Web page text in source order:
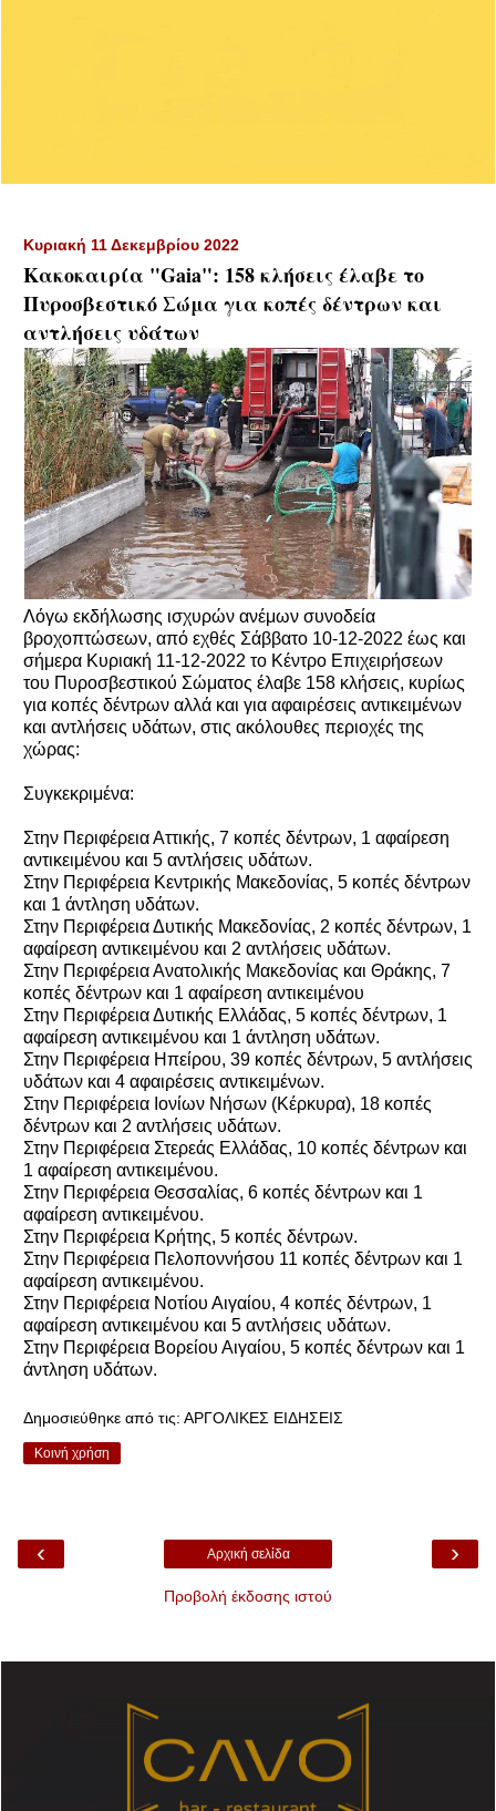
Κυριακή 11 Δεκεμβρίου 2022
Κακοκαιρία "Gaia": 158 κλήσεις έλαβε το
Πυροσβεστικό Σώμα για κοπές δέντρων και
αντλήσεις υδάτων
Λόγω εκδήλωσης ισχυρών ανέμων συνοδεία
βροχοπτώσεων, από εχθές Σάββατο 10-12-2022 έως και
σήμερα Κυριακή 11-12-2022 το Κέντρο Επιχειρήσεων
του Πυροσβεστικού Σώματος έλαβε 158 κλήσεις, κυρίως
για κοπές δέντρων αλλά και για αφαιρέσεις αντικειμένων
και αντλήσεις υδάτων, στις ακόλουθες περιοχές της
χώρας:
Συγκεκριμένα:
Στην Περιφέρεια Αττικής, 7 κοπές δέντρων, 1 αφαίρεση
αντικειμένου και 5 αντλήσεις υδάτων.
Στην Περιφέρεια Κεντρικής Μακεδονίας, 5 κοπές δέντρων
και 1 άντληση υδάτων.
Στην Περιφέρεια Δυτικής Μακεδονίας, 2 κοπές δέντρων, 1
αφαίρεση αντικειμένου και 2 αντλήσεις υδάτων.
Στην Περιφέρεια Ανατολικής Μακεδονίας και Θράκης, 7
κοπές δέντρων και 1 αφαίρεση αντικειμένου
Στην Περιφέρεια Δυτικής Ελλάδας, 5 κοπές δέντρων, 1
αφαίρεση αντικειμένου και 1 άντληση υδάτων.
Στην Περιφέρεια Ηπείρου, 39 κοπές δέντρων, 5 αντλήσεις
υδάτων και 4 αφαιρέσεις αντικειμένων.
Στην Περιφέρεια Ιονίων Νήσων (Κέρκυρα), 18 κοπές
δέντρων και 2 αντλήσεις υδάτων.
Στην Περιφέρεια Στερεάς Ελλάδας, 10 κοπές δέντρων και
1 αφαίρεση αντικειμένου.
Στην Περιφέρεια Θεσσαλίας, 6 κοπές δέντρων και 1
αφαίρεση αντικειμένου.
Στην Περιφέρεια Κρήτης, 5 κοπές δέντρων.
Στην Περιφέρεια Πελοποννήσου 11 κοπές δέντρων και 1
αφαίρεση αντικειμένου.
Στην Περιφέρεια Νοτίου Αιγαίου, 4 κοπές δέντρων, 1
αφαίρεση αντικειμένου και 5 αντλήσεις υδάτων.
Στην Περιφέρεια Βορείου Αιγαίου, 5 κοπές δέντρων και 1
άντληση υδάτων.
Δημοσιεύθηκε από τις: ΑΡΓΟΛΙΚΕΣ ΕΙΔΗΣΕΙΣ
Κοινή χρήση
‹ ›
Αρχική σελίδα
Προβολή έκδοσης ιστού